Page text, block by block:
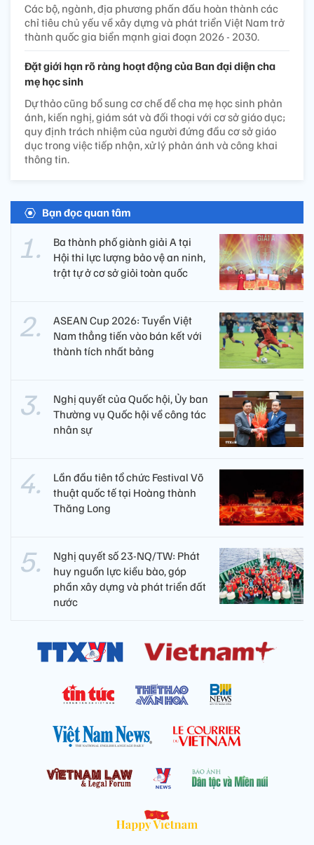
Các bộ, ngành, địa phương phấn đấu hoàn thành các
chỉ tiêu chủ yếu về xây dựng và phát triển Việt Nam trở
thành quốc gia biển mạnh giai đoạn 2026 - 2030.
Đặt giới hạn rõ ràng hoạt động của Ban đại diện cha
mẹ học sinh
Dự thảo cũng bổ sung cơ chế để cha mẹ học sinh phản
ánh, kiến nghị, giám sát và đối thoại với cơ sở giáo dục;
quy định trách nhiệm của người đứng đầu cơ sở giáo
dục trong việc tiếp nhận, xử lý phản ánh và công khai
thông tin.
Bạn đọc quan tâm
Ba thành phố giành giải A tại
Hội thi lực lượng bảo vệ an ninh,
trật tự ở cơ sở giỏi toàn quốc
ASEAN Cup 2026: Tuyển Việt
Nam thẳng tiến vào bán kết với
thành tích nhất bảng
Nghị quyết của Quốc hội, Ủy ban
Thường vụ Quốc hội về công tác
nhân sự
Lần đầu tiên tổ chức Festival Võ
thuật quốc tế tại Hoàng thành
Thăng Long
Nghị quyết số 23-NQ/TW: Phát
huy nguồn lực kiều bào, góp
phần xây dựng và phát triển đất
nước